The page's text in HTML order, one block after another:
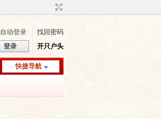
自动登录
找回密码
登录 开只户头
快捷导航